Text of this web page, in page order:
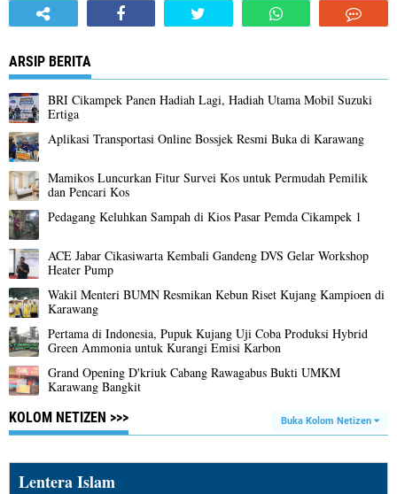
ARSIP BERITA
BRI Cikampek Panen Hadiah Lagi, Hadiah Utama Mobil Suzuki
Ertiga
Aplikasi Transportasi Online Bossjek Resmi Buka di Karawang
Mamikos Luncurkan Fitur Survei Kos untuk Permudah Pemilik
dan Pencari Kos
Pedagang Keluhkan Sampah di Kios Pasar Pemda Cikampek 1
ACE Jabar Cikasiwarta Kembali Gandeng DVS Gelar Workshop
Heater Pump
Wakil Menteri BUMN Resmikan Kebun Riset Kujang Kampioen di
Karawang
Pertama di Indonesia, Pupuk Kujang Uji Coba Produksi Hybrid
Green Ammonia untuk Kurangi Emisi Karbon
Grand Opening D'kriuk Cabang Rawagabus Bukti UMKM
Karawang Bangkit
KOLOM NETIZEN >>>
Buka Kolom Netizen
Lentera Islam